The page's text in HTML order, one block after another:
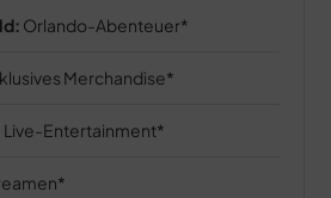
Orlando-Abenteuer
Merchandise
Live-Entertainment